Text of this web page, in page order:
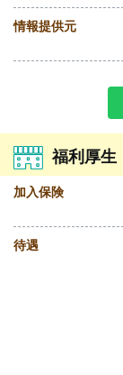
情報提供元
福利厚生
加入保険
待遇